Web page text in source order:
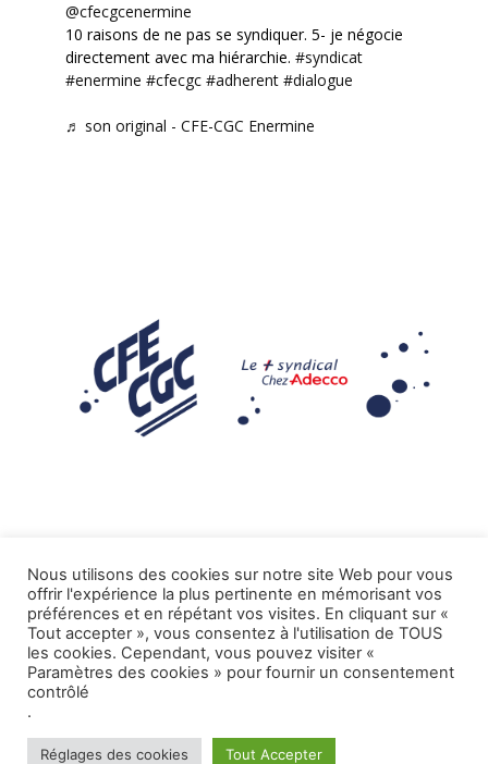
@cfecgcenermine
10 raisons de ne pas se syndiquer. 5- je négocie
directement avec ma hiérarchie. #syndicat
#enermine #cfecgc #adherent #dialogue
♬ son original - CFE-CGC Enermine
Mentions légales
Tous droits réservés CFE-CGC ADECCO.
Nous utilisons des cookies sur notre site Web pour vous
offrir l'expérience la plus pertinente en mémorisant vos
préférences et en répétant vos visites. En cliquant sur «
Tout accepter », vous consentez à l'utilisation de TOUS
les cookies. Cependant, vous pouvez visiter «
Paramètres des cookies » pour fournir un consentement
contrôlé
.
Réglages des cookies Tout Accepter